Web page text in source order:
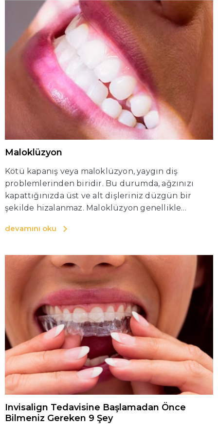
Maloklüzyon
Kötü kapanış veya maloklüzyon, yaygın diş
problemlerinden biridir. Bu durumda, ağzınızı
kapattığınızda üst ve alt dişleriniz düzgün bir
şekilde hizalanmaz. Maloklüzyon genellikle
larak düzeltilir. Daha şiddetli maloklüzyon
devamını oku
Invisalign Tedavisine Başlamadan Önce
Bilmeniz Gereken 9 Şey